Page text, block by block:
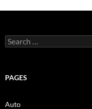
Search
for:
PAGES
Auto